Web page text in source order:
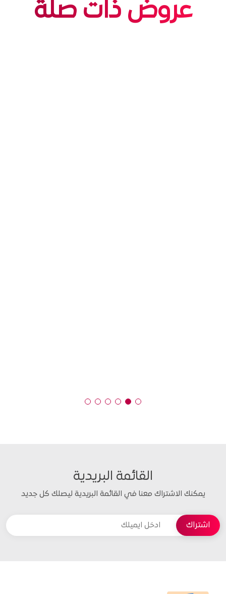
عروض ذات صلة
القائمة البريدية
يمكنك الاشتراك معنا في القائمة البريدية ليصلك كل جديد